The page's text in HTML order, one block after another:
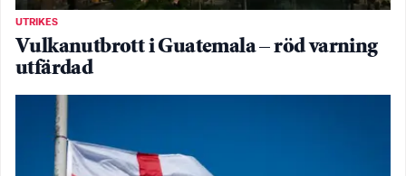
UTRIKES
Vulkanutbrott i Guatemala – röd varning
utfärdad